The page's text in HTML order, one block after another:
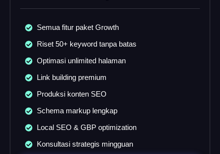
Semua fitur paket Growth
Riset 50+ keyword tanpa batas
Optimasi unlimited halaman
Link building premium
Produksi konten SEO
Schema markup lengkap
Local SEO & GBP optimization
Konsultasi strategis mingguan